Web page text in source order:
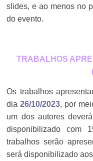
slides, e ao menos no
do evento.
TRABALHOS
Os trabalhos
dia26/10/2023, por
um dos autores
disponibilizado com
trabalhos serão
será disponibilizado